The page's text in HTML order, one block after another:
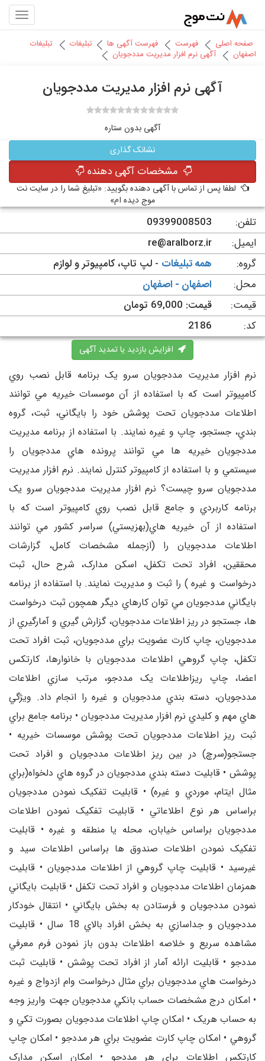
صفحه اصلی فهرست فهرست آگهی ها تبلیغات
تبلیغات
اصفهان
آگهی نرم افزار مديريت مددجويان
آگهی نرم افزار مديريت مددجويان
آگهی بدون ستاره
نشانک گذاری
مشخصات آگهی دهنده
لطفا پس از تماس با آگهی دهنده بگویید: «تبلیغ شما را در سایت نت
موج دیده ام»
تلفن:
09399008503
ایمیل:
re@aralborz.ir
گروه:
همه تبلیغات - لپ تاپ، کامپیوتر و لوازم
محل:
اصفهان - اصفهان
قیمت:
قیمت: 69,000 تومان
کد:
2186
افزایش بازدید یا تمدید آگهی
نرم افزار مديريت مددجويان سرو يک برنامه قابل نصب روي
کامپيوتر است که با استفاده از آن موسسات خيريه مي توانند
اطلاعات مددجويان تحت پوشش خود را بايگاني، ثبت، گروه
بندي، جستجو، چاپ و غيره نمايند. با استفاده از برنامه مديريت
مددجويان خيريه ها مي توانند پرونده هاي مددجويان را
سيستمي و با استفاده از کامپيوتر کنترل نمايند. نرم افزار مديريت
مددجويان سرو چيست؟ نرم افزار مديريت مددجويان سرو يک
برنامه کاربردي و جامع قابل نصب روي کامپيوتر است که با
استفاده از آن خيريه هاي(بهزيستي) سراسر کشور مي توانند
اطلاعات مددجويان را (ازجمله مشخصات کامل، گزارشات
محققين، افراد تحت تکفل، اسکن مدارک، شرح حال، ثبت
درخواست و غيره ) را ثبت و مديريت نمايند. با استفاده از برنامه
بايگاني مددجويان مي توان کارهاي ديگر همچون ثبت درخواست
ها، جستجو در ريز اطلاعات مددجويان، گزارش گيري و آمارگيري از
مددجويان، چاپ کارت عضويت براي مددجويان، ثبت افراد تحت
تکفل، چاپ گروهي اطلاعات مددجويان با خانوارها، کارتکس
اعضا، چاپ ريزاطلاعات يک مددجو، مرتب سازي اطلاعات
مددجويان، دسته بندي مددجويان و غيره را انجام داد. ويژگي
هاي مهم و کليدي نرم افزار مديريت مددجويان • برنامه جامع براي
ثبت ريز اطلاعات مددجويان تحت پوشش موسسات خيريه •
جستجو(سرچ) در بين ريز اطلاعات مددجويان و افراد تحت
پوشش • قابليت دسته بندي مددجويان در گروه هاي دلخواه(براي
مثال ايتام، موردي و غيره) • قابليت تفکيک نمودن مددجويان
براساس هر نوع اطلاعاتي • قابليت تفکيک نمودن اطلاعات
مددجويان براساس خيابان، محله يا منطقه و غيره • قابليت
تفکيک نمودن اطلاعات صندوق ها براساس اطلاعات سيد و
غيرسيد • قابليت چاپ گروهي از اطلاعات مددجويان • قابليت
همزمان اطلاعات مددجويان و افراد تحت تکفل • قابليت بايگاني
نمودن مددجويان و فرستادن به بخش بايگاني • انتقال خودکار
مددجويان و جداسازي به بخش افراد بالاي 18 سال • قابليت
مشاهده سريع و خلاصه اطلاعات بدون باز نمودن فرم معرفي
مددجو • قابليت ارائه آمار از افراد تحت پوشش • قابليت ثبت
درخواست هاي مددجويان براي مثال درخواست وام ازدواج و غيره
• امکان درج مشخصات حساب بانکي مددجويان جهت واريز وجه
به حساب هريک • امکان چاپ اطلاعات مددجويان بصورت تکي و
گروهي • امکان چاپ کارت عضويت براي هر مددجو • امکان چاپ
کارتکس اطلاعات براي هر مددجو • امکان اسکن مدارک